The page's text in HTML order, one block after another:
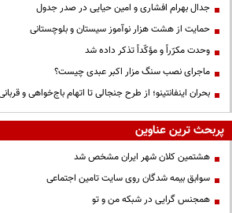
جدال بهرام افشاری و امین حیایی در صدر جدول
حمایت از هشت هزار نوآموز سیستان و بلوچستانی
وحدت مکرّراً و مؤکّداً تذکر داده شد
ماجرای نصب سنگ مزار اکبر عبدی چیست؟
بحران اینفانتینو؛ از طرح جنجالی تا اتهام باج‌خواهی و
پربحث ترین عناوین
هشتمین کلان شهر ایران مشخص شد
سوابق بیمه شدگان روی سایت تامین اجتماعی
همجنس گرایی در شبکه من و تو